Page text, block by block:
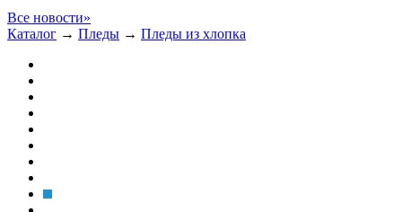
Все новости»
Каталог → Пледы → Пледы из хлопка